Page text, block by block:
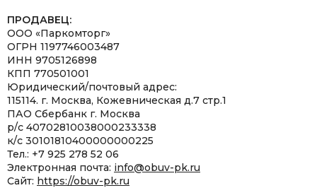
ПРОДАВЕЦ:
ООО «Паркомторг»
ОГРН 1197746003487
ИНН 9705126898
КПП 770501001
Юридический/почтовый адрес:
115114. г. Москва, Кожевническая д.7 стр.1
ПАО Сбербанк г. Москва
р/с 40702810038000233338
к/с 30101810400000000225
Тел.: +7 925 278 52 06
Электронная почта: info@obuv-pk.ru
Сайт: https://obuv-pk.ru